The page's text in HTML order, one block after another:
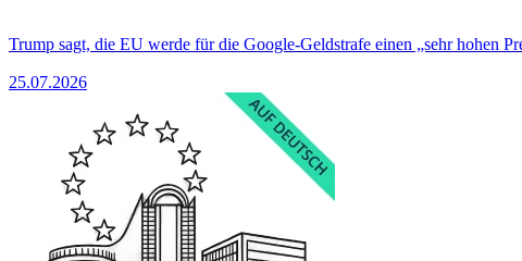
Trump sagt, die EU werde für die Google-Geldstrafe einen „sehr hohen
25.07.2026